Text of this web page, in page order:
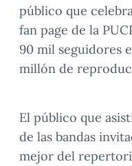
público que
fan page de la
90 mil seguidores
millón de
El público que
de las bandas
mejor del